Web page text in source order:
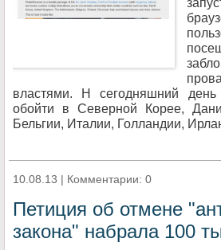
властями. Н сегодняшний
обойти в Северной Корее,
Бельгии, Италии, Голландии,
10.08.13 | Комментарии: 0
Петиция об отмене
закона" набрала 100